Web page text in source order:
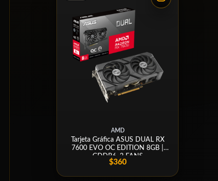
AMD
Tarjeta Gráfica ASUS DUAL RX
7600 EVO OC EDITION 8GB |
GDDR6, 2 FANS
$360